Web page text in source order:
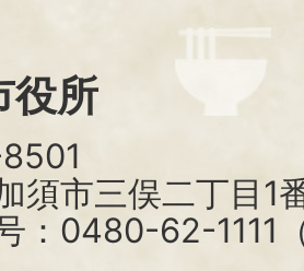
役所
須市三俣二丁目1
：0480-62-1111